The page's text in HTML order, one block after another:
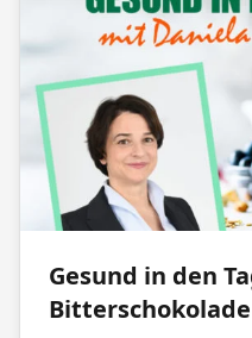
Gesund in den
Bitterschokolade